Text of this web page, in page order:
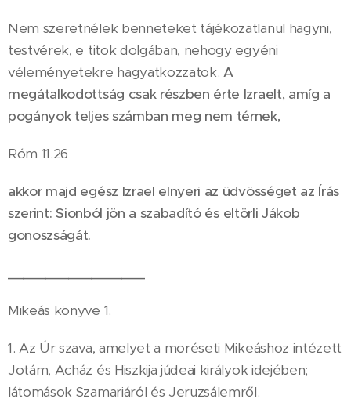
Nem szeretnélek benneteket tájékozatlanul hagyni,
testvérek, e titok dolgában, nehogy egyéni
véleményetekre hagyatkozzatok.A
megátalkodottság csak részben érte Izraelt, amíg a
pogányok teljes számban meg nem térnek,
Róm 11.26
akkor majd egész Izrael elnyeri az üdvösséget az Írás
szerint: Sionból jön a szabadító és eltörli Jákob
gonoszságát.
Mikeás könyve 1.
1. Az Úr szava, amelyet a moréseti Mikeáshoz intézett
Jotám, Acház és Hiszkija júdeai királyok idejében;
látomások Szamariáról és Jeruzsálemről.